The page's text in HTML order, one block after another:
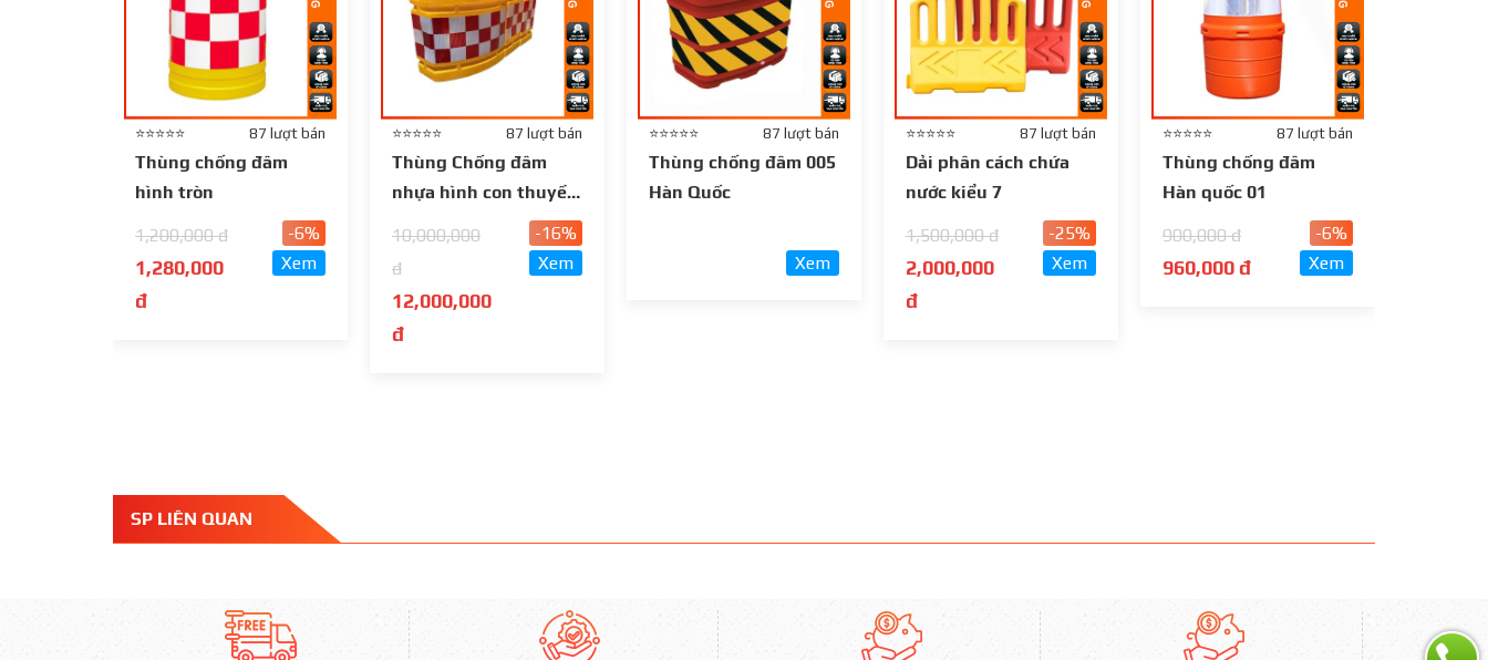
⭐⭐⭐⭐⭐ 87 lượt bán
Thùng chống đâm
hình tròn
1,200,000 đ
1,280,000
đ
-6%
Xem
⭐⭐⭐⭐⭐ 87 lượt bán
Thùng Chống đâm
nhựa hình con thuyền
10,000,000
đ
12,000,000
đ
-16%
Xem
⭐⭐⭐⭐⭐ 87 lượt bán
Thùng chống đâm 005
Hàn Quốc
Xem
⭐⭐⭐⭐⭐ 87 lượt bán
Dải phân cách chứa
nước kiểu 7
1,500,000 đ
2,000,000
đ
-25%
Xem
⭐⭐⭐⭐⭐ 87 lượt bán
Thùng chống đâm
Hàn quốc 01
900,000 đ
960,000 đ
-6%
Xem
SP LIÊN QUAN